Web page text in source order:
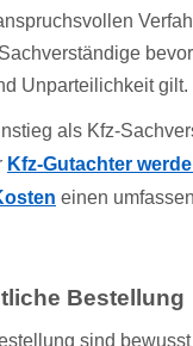
Unparteilichkeit gilt.
als Kfz-
Kfz-Gutachter
einen
Bestellung
sind